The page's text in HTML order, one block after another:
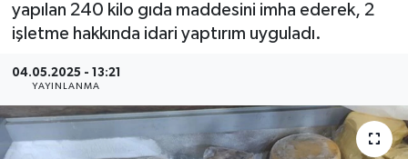
yapılan 240 kilo gıda maddesini imha ederek, 2
işletme hakkında idari yaptırım uyguladı.
04.05.2025 - 13:21
YAYINLANMA
Görüntülü Haber
Güncel
Son Dakika Haberleri
Haber Arşivi